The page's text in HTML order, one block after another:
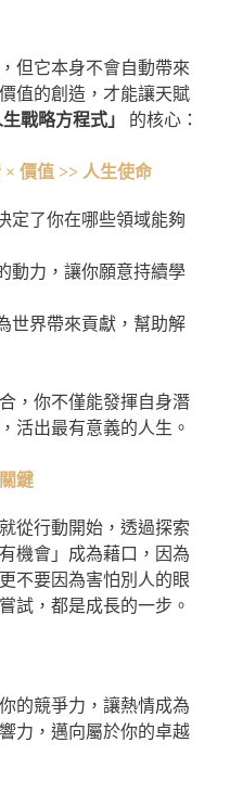
但它本身不會自動帶來
值的創造，才能讓天賦
生戰略方程式」 的核心：
價值 >> 人生使命
定了你在哪些領域能夠
動力，讓你願意持續學
世界帶來貢獻，幫助解
，你不僅能發揮自身潛
活出最有意義的人生。
鍵
從行動開始，透過探索
機會」成為藉口，因為
不要因為害怕別人的眼
試，都是成長的一步。
的競爭力，讓熱情成為
力，邁向屬於你的卓越